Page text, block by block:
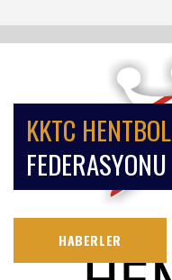
KKTC HENTBOL
FEDERASYONU
HABERLER